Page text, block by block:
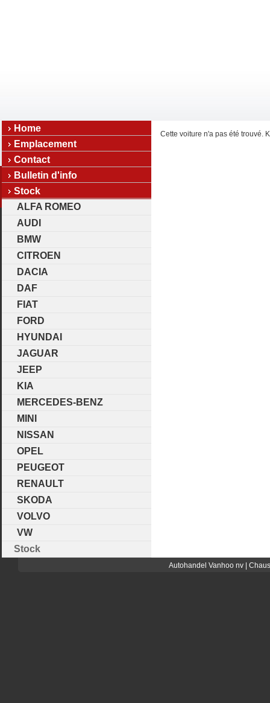
Home
Emplacement
Contact
Bulletin d'info
Stock
ALFA ROMEO
AUDI
BMW
CITROEN
DACIA
DAF
FIAT
FORD
HYUNDAI
JAGUAR
JEEP
KIA
MERCEDES-BENZ
MINI
NISSAN
OPEL
PEUGEOT
RENAULT
SKODA
VOLVO
VW
Stock
Cette voiture n'a pas été trouvé.
Autohandel Vanhoo nv |